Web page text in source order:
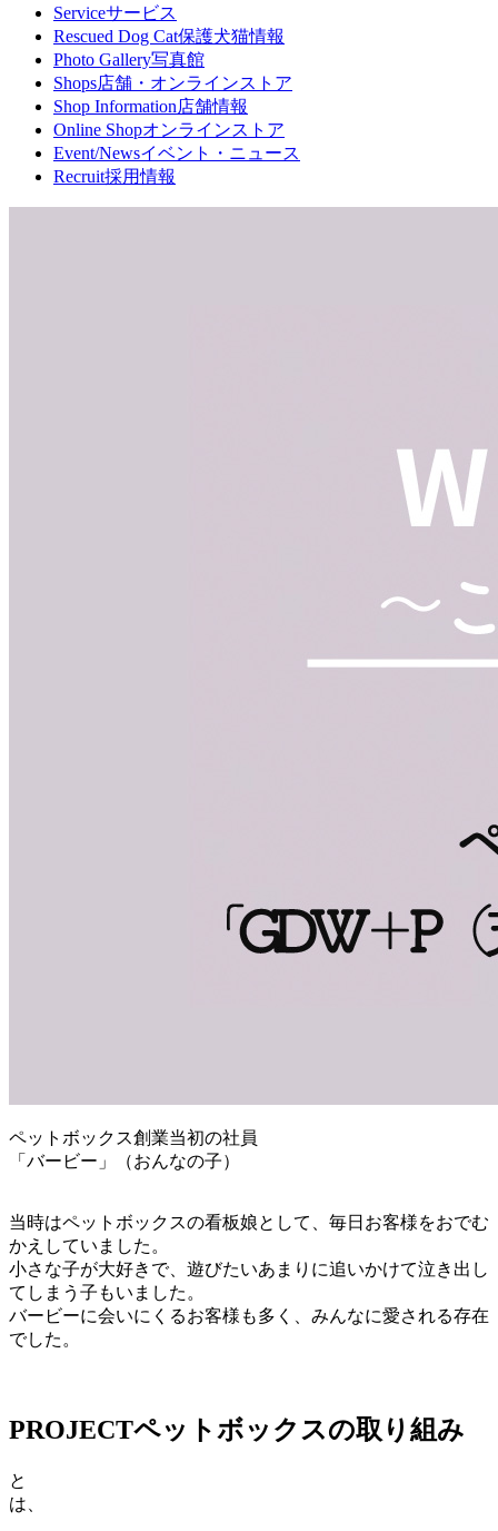
Serviceサービス
Rescued Dog Cat保護犬猫情報
Photo Gallery写真館
Shops店舗・オンラインストア
Shop Information店舗情報
Online Shopオンラインストア
Event/Newsイベント・ニュース
Recruit採用情報
ペットボックス創業当初の社員
「バービー」（おんなの子）
当時はペットボックスの看板娘として、毎日お客様をおでむ
かえしていました。
小さな子が大好きで、遊びたいあまりに追いかけて泣き出し
てしまう子もいました。
バービーに会いにくるお客様も多く、みんなに愛される存在
でした。
PROJECTペットボックスの取り組み
と
は、